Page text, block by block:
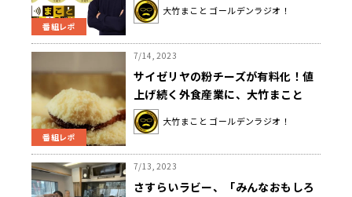
番組レポ
大竹まこと ゴールデンラジオ！
番組レポ
7/14, 2023
サイゼリヤの粉チーズが有料化！値
上げ続く外食産業に、大竹まこと
「今後牛丼屋さんの紅生姜も……」
大竹まこと ゴールデンラジオ！
7/13, 2023
さすらいラビー、「みんなおもしろ